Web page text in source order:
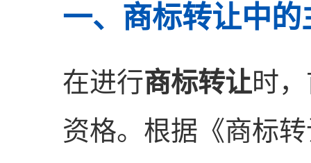
一、商标转让中
在进行商标转让时
资格。根据《商标